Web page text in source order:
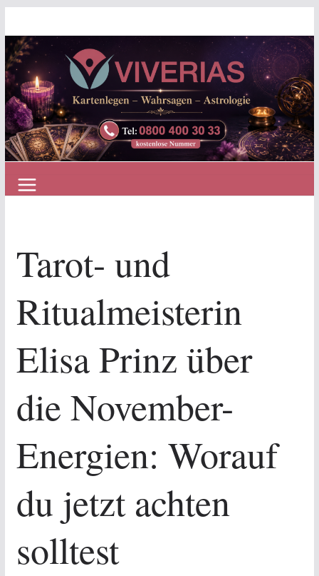
springen
Tarot- und
Ritualmeisterin
Elisa Prinz über
die November-
Energien: Worauf
du jetzt achten
solltest